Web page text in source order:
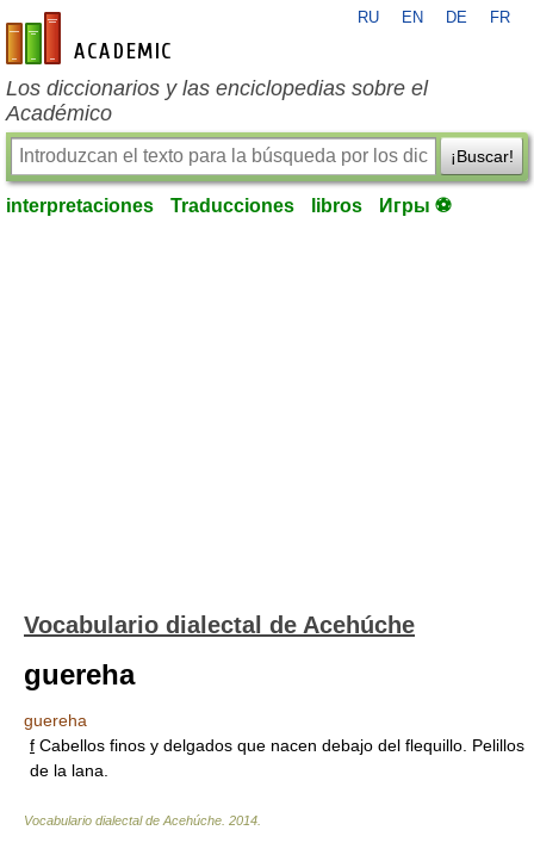
es-academic.com
RU EN DE FR
Los diccionarios y las enciclopedias sobre el
Académico
¡Buscar!
interpretaciones Traducciones libros Игры ⚽
Vocabulario dialectal de Acehúche
guereha
guereha
f Cabellos finos y delgados que nacen debajo del flequillo. Pelillos
de la lana.
Vocabulario dialectal de Acehúche 2014